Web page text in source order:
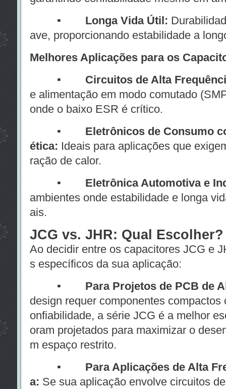
▪ Longa Vida Útil:
ave, proporcionando estabilidade a
Melhores Aplicações para os
▪ Circuitos de Alta
e alimentação em modo comutado
onde o baixo ESR é crítico.
▪ Eletrônicos de Consumo
ética: Ideais para aplicações que
ração de calor.
▪ Eletrônica Automotiva e
ambientes onde estabilidade e longa
ais.
JCG vs. JHR: Qual Escolher?
Ao decidir entre os capacitores JCG e
s específicos da sua aplicação:
▪ Para Projetos de PCB de
design requer componentes
onfiabilidade, a série JCG é a melhor
oram projetados para maximizar o
m espaço restrito.
▪ Para Aplicações de Alta
a: Se sua aplicação envolve circuitos